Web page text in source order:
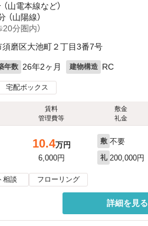
（山電本線など）
（山陽線）
分圏内）
磨区大池町２丁目3番7号
年数 26年2ヶ月 建物構造 RC
宅配ボックス
賃料
管理費等
敷金
礼金
10.4万円
6,000円
敷 不要
礼 200,000円
相談 フローリング
詳細を見る